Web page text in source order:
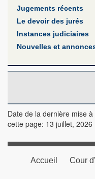
Jugements récents
Le devoir des jurés
Instances judiciaires
Nouvelles et
Date de la dernière mise
cette page: 13 juillet, 2026
Accueil Cour